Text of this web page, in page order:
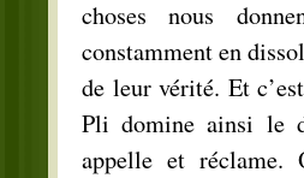
choses nous
constamment en
de leur vérité. Et
Pli domine ainsi le
appelle et réclame.